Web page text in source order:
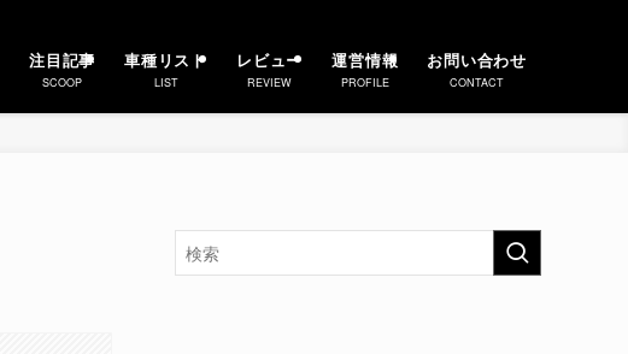
注目記事
SCOOP
車種リスト
LIST
レビュー
REVIEW
運営情報
PROFILE
お問い合わせ
CONTACT